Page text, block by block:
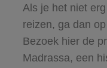
Als je het niet
reizen, ga dan
Bezoek hier de
Madrassa, een